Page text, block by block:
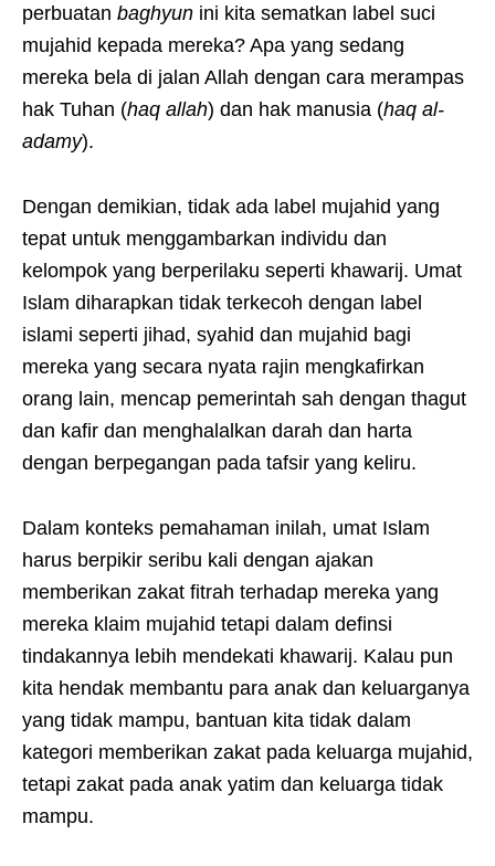
perbuatan baghyun ini kita sematkan label suci
mujahid kepada mereka? Apa yang sedang
mereka bela di jalan Allah dengan cara merampas
hak Tuhan (haq allah) dan hak manusia (haq al-
adamy).
Dengan demikian, tidak ada label mujahid yang
tepat untuk menggambarkan individu dan
kelompok yang berperilaku seperti khawarij. Umat
Islam diharapkan tidak terkecoh dengan label
islami seperti jihad, syahid dan mujahid bagi
mereka yang secara nyata rajin mengkafirkan
orang lain, mencap pemerintah sah dengan thagut
dan kafir dan menghalalkan darah dan harta
dengan berpegangan pada tafsir yang keliru.
Dalam konteks pemahaman inilah, umat Islam
harus berpikir seribu kali dengan ajakan
memberikan zakat fitrah terhadap mereka yang
mereka klaim mujahid tetapi dalam definsi
tindakannya lebih mendekati khawarij. Kalau pun
kita hendak membantu para anak dan keluarganya
yang tidak mampu, bantuan kita tidak dalam
kategori memberikan zakat pada keluarga mujahid,
tetapi zakat pada anak yatim dan keluarga tidak
mampu.